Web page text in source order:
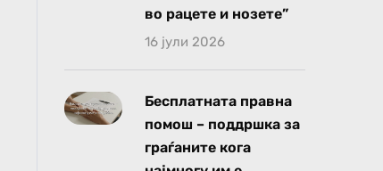
во рацете и нозете”
16 јули 2026
Бесплатната правна
помош – поддршка за
граѓаните кога